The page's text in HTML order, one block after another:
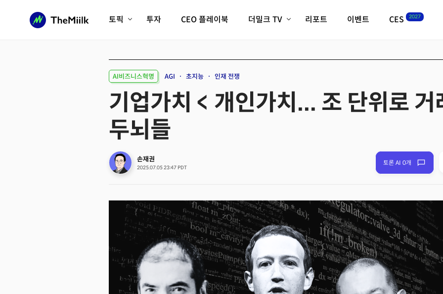
토픽
피지컬AI/로봇
AX비즈니스혁명
디지털자산
미래 교육/직업
전체 기사 보기
투자 CEO 플레이북 더밀크 TV
크리스의 뉴욕 시그널
리포트 이벤트 CES 2027
필드 가이드
CES2027 with
AI비즈니스혁명 AGI 초지능 인재 전쟁
기업가치 < 개인가치... 조 단위로 거
두뇌들
손재권
2025.07.05 23:47 PDT
토론 AI 0개
Twitter